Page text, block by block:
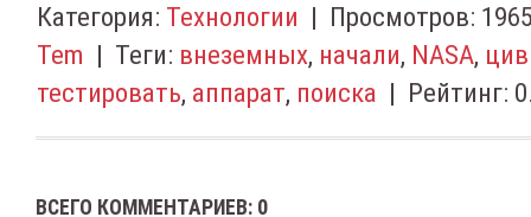
Категория: Технологии | Просмотров:
Tem | Теги: внеземных, начали, NASA,
тестировать, аппарат, поиска | Рейтинг:
ВСЕГО КОММЕНТАРИЕВ: 0